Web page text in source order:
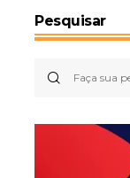
Pesquisar